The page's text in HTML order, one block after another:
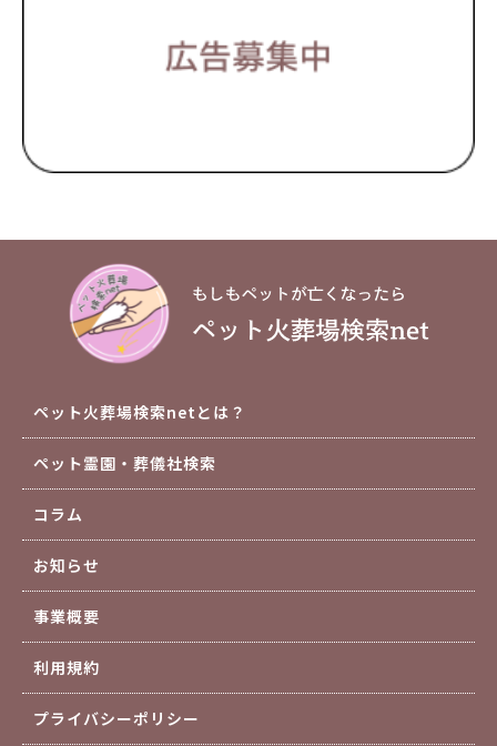
ペット火葬場検索netとは？
ペット霊園・葬儀社検索
コラム
お知らせ
事業概要
利用規約
プライバシーポリシー